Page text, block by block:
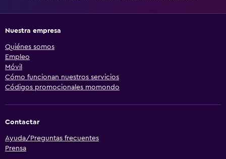
Nuestra empresa
Quiénes somos
Empleo
Móvil
Cómo funcionan nuestros servicios
Códigos promocionales momondo
Contactar
Ayuda/Preguntas frecuentes
Prensa